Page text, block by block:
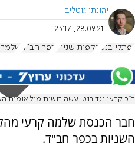
יהונתן גוטליב
28.09.21, 23:17
נפתלי בנט הקפות שניות כפר חב"ד שלמה
ח"כ קרעי נגד בנט: עשה בושות מול אומות
חבר הכנסת שלמה קרעי
השניות בכפר חב"ד.